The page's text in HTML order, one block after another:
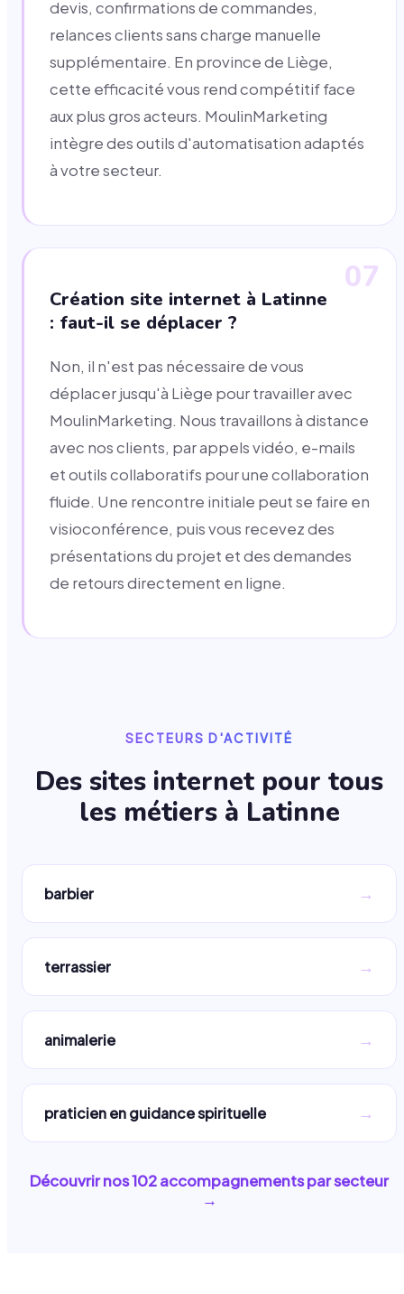
devis, confirmations de commandes,
relances clients sans charge manuelle
supplémentaire. En province de Liège,
cette efficacité vous rend compétitif face
aux plus gros acteurs. MoulinMarketing
intègre des outils d'automatisation adaptés
à votre secteur.
07
Création site internet à Latinne
: faut-il se déplacer ?
Non, il n'est pas nécessaire de vous
déplacer jusqu'à Liège pour travailler avec
MoulinMarketing. Nous travaillons à distance
avec nos clients, par appels vidéo, e-mails
et outils collaboratifs pour une collaboration
fluide. Une rencontre initiale peut se faire en
visioconférence, puis vous recevez des
présentations du projet et des demandes
de retours directement en ligne.
SECTEURS D'ACTIVITÉ
Des sites internet pour tous
les métiers à Latinne
barbier →
terrassier →
animalerie →
praticien en guidance spirituelle →
Découvrir nos102accompagnements par secteur
→